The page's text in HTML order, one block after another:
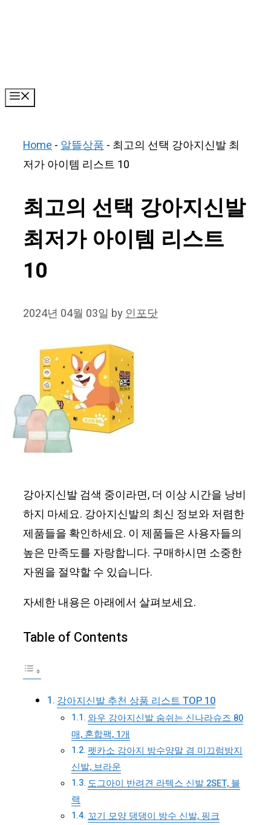
Home-알뜰상품- 최고의 선택 강아지신발 최
저가 아이템 리스트 10
최고의 선택 강아지신발
최저가 아이템 리스트
10
2024년 04월 03일 by인포닷
강아지신발 검색 중이라면, 더 이상 시간을 낭비
하지 마세요. 강아지신발의 최신 정보와 저렴한
제품들을 확인하세요. 이 제품들은 사용자들의
높은 만족도를 자랑합니다. 구매하시면 소중한
자원을 절약할 수 있습니다.
자세한 내용은 아래에서 살펴보세요.
Table of Contents
강아지신발 추천 상품 리스트 TOP 10
와우 강아지신발 숨쉬는 신나라슈즈 80
매, 혼합팩, 1개
펫카소 강아지 방수양말 겸 미끄럼방지
신발, 브라운
도그아이 반려견 라텍스 신발 2SET, 블
랙
꼬기 모양 댕댕이 방수 신발, 핑크